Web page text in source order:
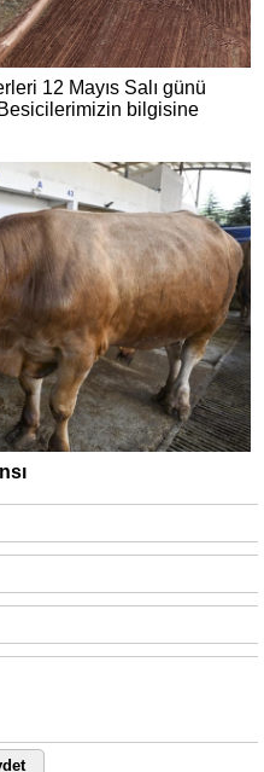
12 Mayıs Salı günü
Besicilerimizin bilgisine